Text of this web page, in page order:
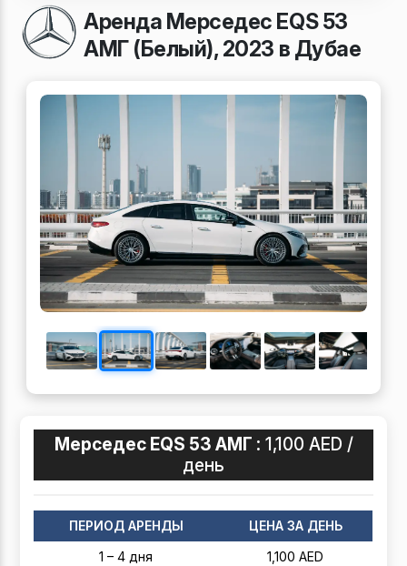
Аренда Мерседес EQS 53
АМГ (Белый), 2023 в Дубае
Мерседес EQS 53 АМГ : 1,100 AED /
день
ПЕРИОД АРЕНДЫ
ЦЕНА ЗА ДЕНЬ
1 – 4 дня
1,100 AED